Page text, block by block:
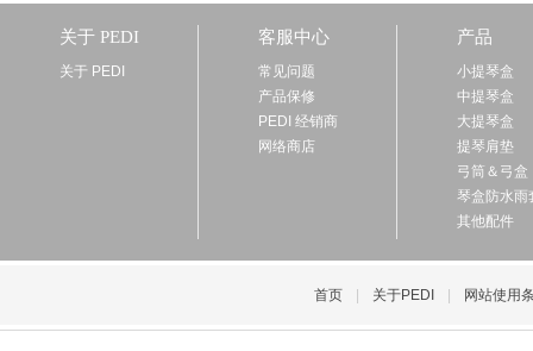
关于 PEDI
关于 PEDI
客服中心
常见问题
产品保修
PEDI 经销商
网络商店
产品
小提琴盒
中提琴盒
大提琴盒
提琴肩垫
弓筒＆弓盒
琴盒防水雨
其他配件
首页 关于PEDI 网站使用